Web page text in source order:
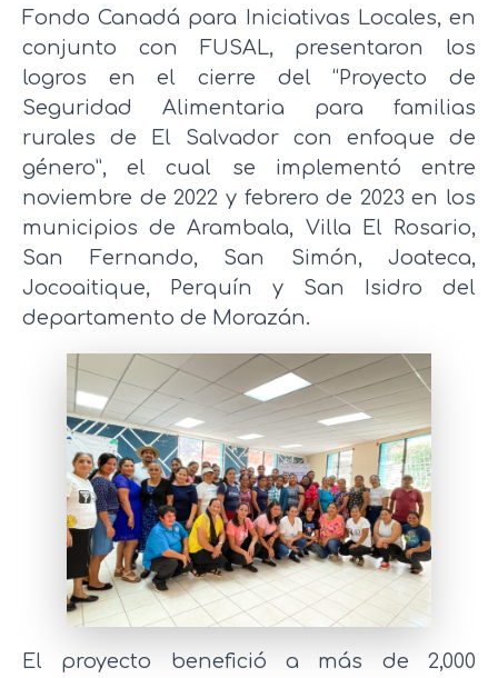
Fondo Canadá para Iniciativas Locales, en
conjunto con FUSAL, presentaron los
logros en el cierre del “Proyecto de
Seguridad Alimentaria para familias
rurales de El Salvador con enfoque de
género”, el cual se implementó entre
noviembre de 2022 y febrero de 2023 en los
municipios de Arambala, Villa El Rosario,
San Fernando, San Simón, Joateca,
Jocoaitique, Perquín y San Isidro del
departamento de Morazán.
El proyecto benefició a más de 2,000